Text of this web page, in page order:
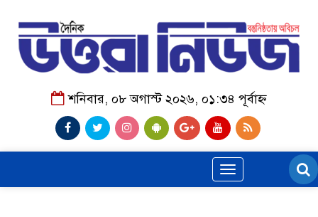
শনিবার, ০৮ অগাস্ট ২০২৬, ০১:৩৪ পূর্বাহ্ন
Toggle
navigation